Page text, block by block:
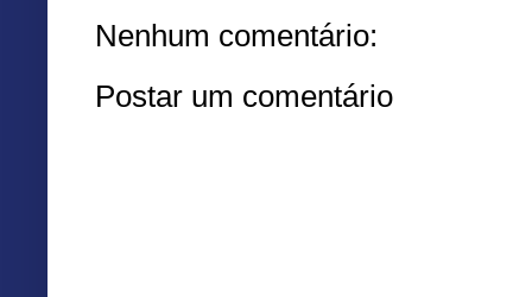
Nenhum comentário:
Postar um comentário